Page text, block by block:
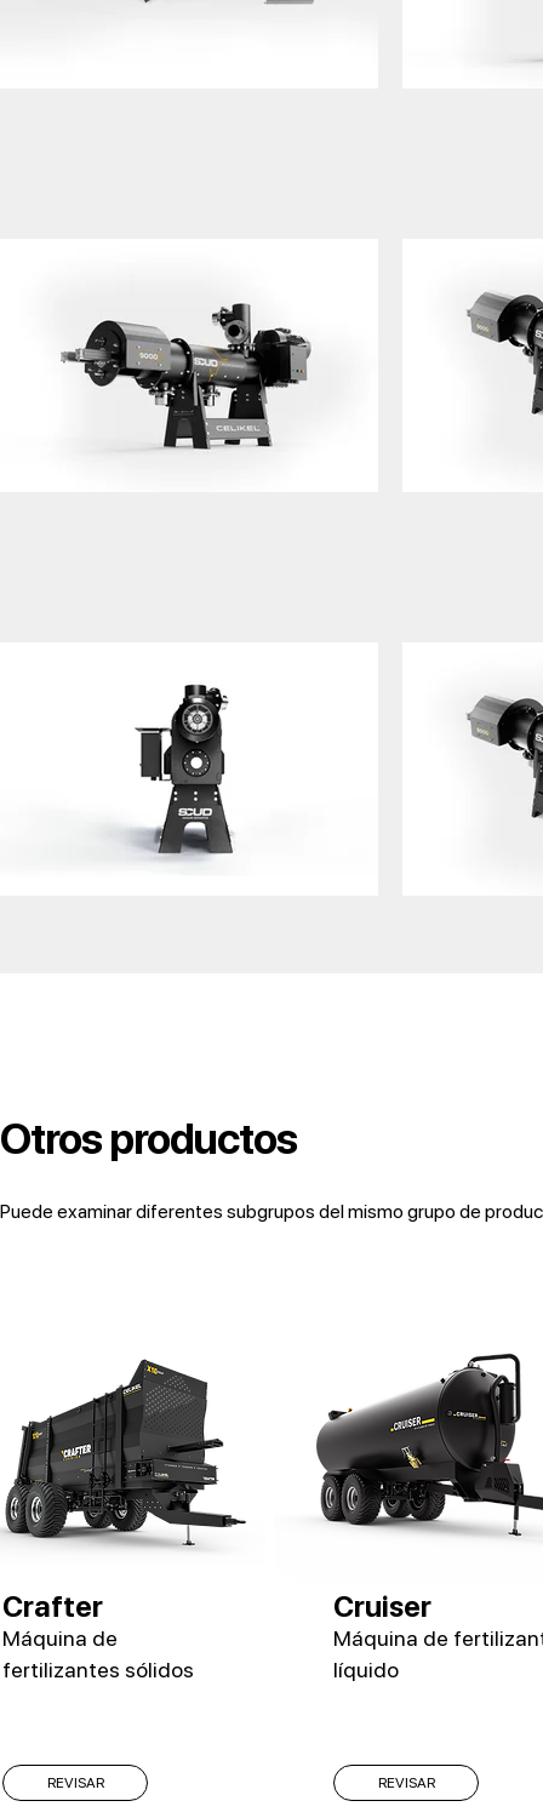
Otros productos
Puede examinar diferentes subgrupos del mismo grupo de
Crafter
Máquina de
fertilizantes sólidos
REVISAR
Cruiser
Máquina de
líquido
REVISAR